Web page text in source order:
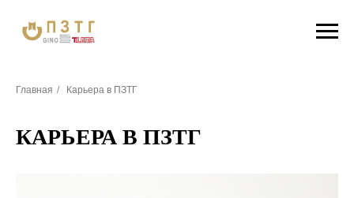
Главная / Карьера в ПЗТГ
КАРЬЕРА В ПЗТГ